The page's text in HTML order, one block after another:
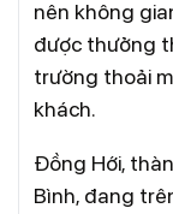
nên không
được thưởng
trường thoải
khách.
Đồng Hới,
Bình, đang